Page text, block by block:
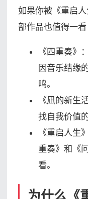
如果你被《重启
部作品也值得一看
《四重奏》
因音乐结缘
鸣。
《凪的新生
找自我价值
《重启人生
重奏》和《
看。
为什么《